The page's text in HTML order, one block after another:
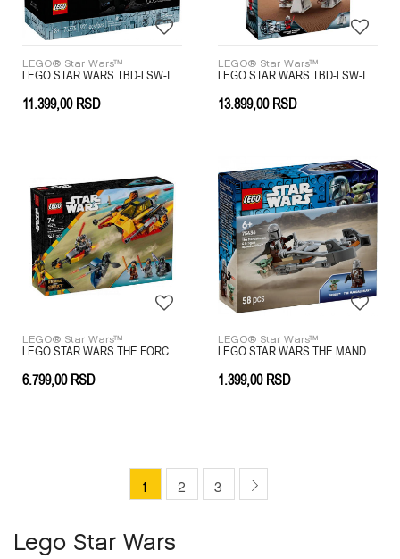
LEGO® Star Wars™
11.399,00 RSD
LEGO® Star Wars™
13.899,00 RSD
LEGO® Star Wars™
6.799,00 RSD
LEGO® Star Wars™
1.399,00 RSD
1 2 3
Lego Star Wars